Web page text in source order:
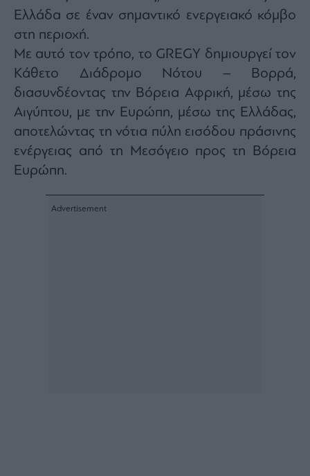
Ελλάδα σε έναν σημαντικό ενεργειακό κόμβο
στη περιοχή.
Με αυτό τον τρόπο, το GREGY δημιουργεί τον
Κάθετο Διάδρομο Νότου – Βορρά,
διασυνδέοντας την Βόρεια Αφρική, μέσω της
Αιγύπτου, με την Ευρώπη, μέσω της Ελλάδας,
αποτελώντας τη νότια πύλη εισόδου πράσινης
ενέργειας από τη Μεσόγειο προς τη Βόρεια
Ευρώπη.